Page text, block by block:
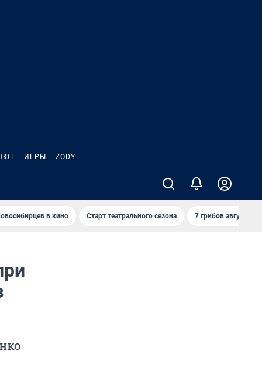
ИГРЫ ZODY
в кино Старт театрального сезона 7 грибов августа